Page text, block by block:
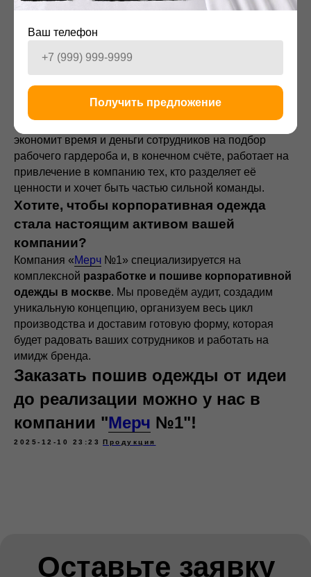
Ваш телефон
Получить предложение
и гибкость: возможность оперативно изготовить
партию для нового отдела или запустить
лимитированную серию к корпоративному событию.
Инвестиция, которая окупается
Правильно организованныйпошив одежды для
сотрудников
— это не статья расходов, а инвестиция
с понятным ROI. Она укрепляет командный дух,
повышает узнаваемость бренда на улицах города,
экономит время и деньги сотрудников на подбор
рабочего гардероба и, в конечном счёте, работает на
привлечение в компанию тех, кто разделяет её
ценности и хочет быть частью сильной команды.
Хотите, чтобы корпоративная одежда
стала настоящим активом вашей
компании?
Компания «Мерч №1» специализируется на
комплексной разработке и пошиве корпоративной
одежды в москве. Мы проведём аудит, создадим
уникальную концепцию, организуем весь цикл
производства и доставим готовую форму, которая
будет радовать ваших сотрудников и работать на
имидж бренда.
Заказать пошив одежды от идеи
до реализации можно у нас в
компании "Мерч №1"!
2025-12-10 23:23 Продукция